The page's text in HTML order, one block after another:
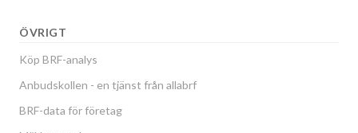
ÖVRIGT
Köp BRF-analys
Anbudskollen - en tjänst från allabrf
BRF-data för företag